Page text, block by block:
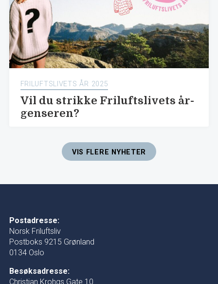
FRILUFTSLIVETS ÅR 2025
Vil du strikke Friluftslivets år-
genseren?
VIS FLERE NYHETER
Postadresse:
Norsk Friluftsliv
Postboks 9215 Grønland
0134 Oslo
Besøksadresse:
Christian Krohgs Gate 10